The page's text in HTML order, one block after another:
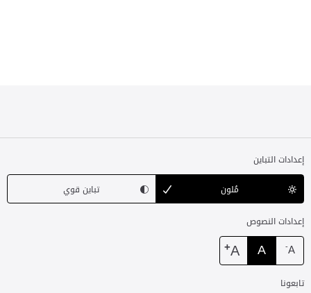
إعدادات التباين
مُلون
تباين قوي
إعدادات النصوص
A
-
A
A
+
تابعونا